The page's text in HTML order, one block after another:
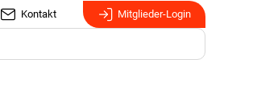
Kontakt Mitglieder-Login